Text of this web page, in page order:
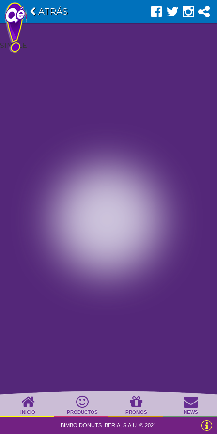
ATRÁS
SINGLE
INICIO PRODUCTOS PROMOS NEWS
BIMBO DONUTS IBERIA, S.A.U. © 2021